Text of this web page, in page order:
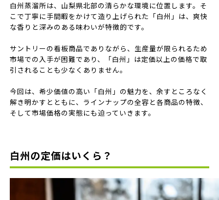
白州蒸溜所は、山梨県北部の清らかな環境に位置します。そ
こで丁寧に手間暇をかけて造り上げられた「白州」は、爽快
な香りと深みのある味わいが特徴的です。
サントリーの看板商品でありながら、生産量が限られるため
市場での入手が困難であり、「白州」は定価以上の価格で取
引されることも少なくありません。
今回は、希少価値の高い「白州」の魅力を、余すところなく
解き明かすとともに、ラインナップの全容と各商品の特徴、
そして市場価格の実態にも迫っていきます。
白州の定価はいくら？